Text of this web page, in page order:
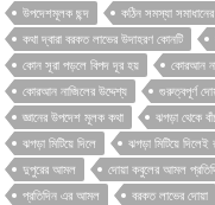
উপদেশমূলক ছন্দ কঠিন সমস্যা
কথা দ্বারা বরকত লাভের উদাহরণ কোনটি
কোন সূরা পড়লে বিপদ দূর হয়
কোরআন
কোরআন নাজিলের উদ্দেশ্য
গুরুত্বপূর্ণ
জ্ঞানের উপদেশ মূলক কথা
ঝগড়া থেকে
ঝগড়া মিটিয়ে দিলে
ঝগড়া মিটিয়ে
দুপুরের আমল
দোয়া কবুলের আমল
প্রতিদিন এর আমল
বরকত লাভের দোয়া